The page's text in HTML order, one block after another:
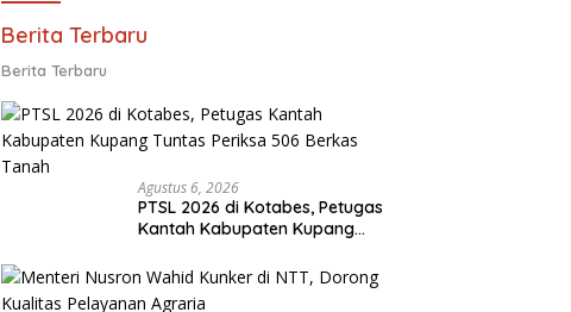
Berita Terbaru
Berita Terbaru
Agustus 6, 2026
PTSL 2026 di Kotabes, Petugas
Kantah Kabupaten Kupang
Tanah